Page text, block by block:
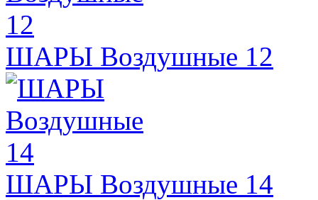
ШАРЫ Воздушные 12
ШАРЫ Воздушные 14